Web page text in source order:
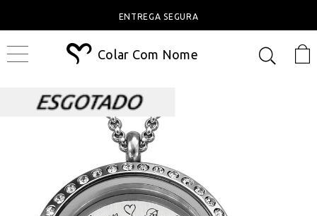
ENTREGA SEGURA
Colar Com Nome